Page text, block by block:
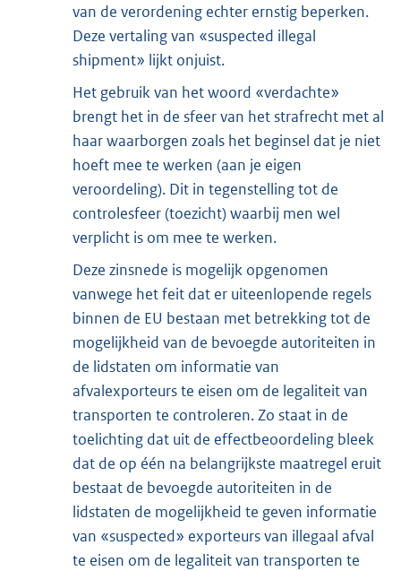
van de verordening echter ernstig beperken.
Deze vertaling van «suspected illegal
shipment» lijkt onjuist.
Het gebruik van het woord «verdachte»
brengt het in de sfeer van het strafrecht met al
haar waarborgen zoals het beginsel dat je niet
hoeft mee te werken (aan je eigen
veroordeling). Dit in tegenstelling tot de
controlesfeer (toezicht) waarbij men wel
verplicht is om mee te werken.
Deze zinsnede is mogelijk opgenomen
vanwege het feit dat er uiteenlopende regels
binnen de EU bestaan met betrekking tot de
mogelijkheid van de bevoegde autoriteiten in
de lidstaten om informatie van
afvalexporteurs te eisen om de legaliteit van
transporten te controleren. Zo staat in de
toelichting dat uit de effectbeoordeling bleek
dat de op één na belangrijkste maatregel eruit
bestaat de bevoegde autoriteiten in de
lidstaten de mogelijkheid te geven informatie
van «suspected» exporteurs van illegaal afval
te eisen om de legaliteit van transporten te